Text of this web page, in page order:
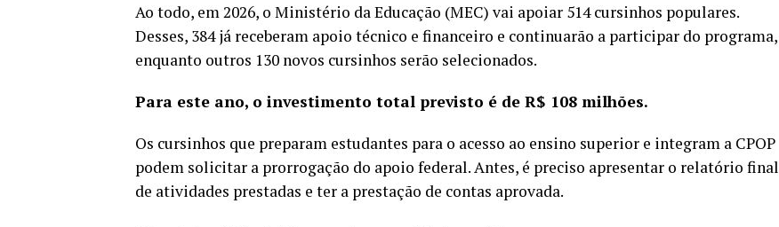
Ao todo, em 2026, o Ministério da Educação (MEC) vai apoiar 514 cursinhos populares.
Desses, 384 já receberam apoio técnico e financeiro e continuarão a participar do programa,
enquanto outros 130 novos cursinhos serão selecionados.
Para este ano, o investimento total previsto é de R$ 108 milhões.
Os cursinhos que preparam estudantes para o acesso ao ensino superior e integram a CPOP
podem solicitar a prorrogação do apoio federal. Antes, é preciso apresentar o relatório final
de atividades prestadas e ter a prestação de contas aprovada.